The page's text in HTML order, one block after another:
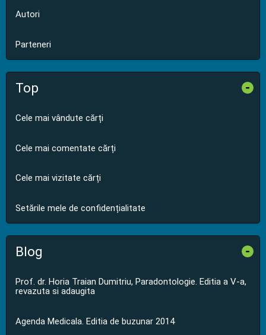
Autori
Parteneri
Top -
Cele mai vândute cărți
Cele mai comentate cărți
Cele mai vizitate cărți
Setările mele de confidențialitate
Blog -
Prof. dr. Horia Traian Dumitriu, Paradontologie. Editia a V-a,
revazuta si adaugita
Agenda Medicala. Editia de buzunar 2014